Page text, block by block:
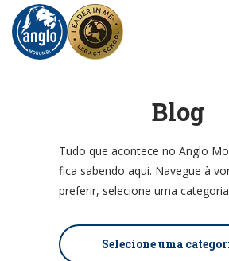
Blog
Tudo que acontece no Anglo
fica sabendo aqui. Navegue à
preferir, selecione uma
Selecione uma